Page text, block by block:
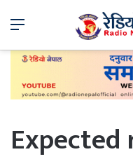
Menu